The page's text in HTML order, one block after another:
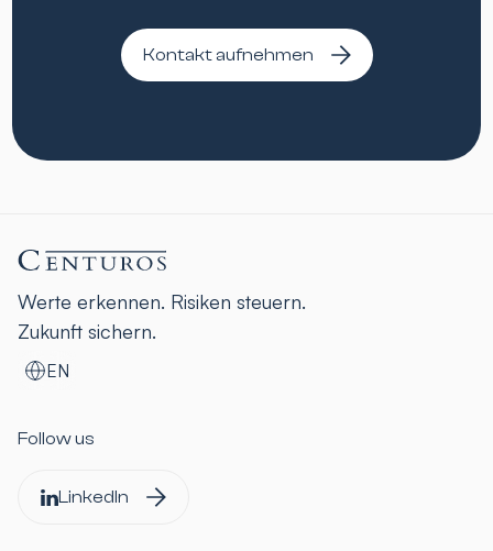
Kontakt aufnehmen
Werte erkennen. Risiken steuern.
Zukunft sichern.
EN
Follow us
LinkedIn